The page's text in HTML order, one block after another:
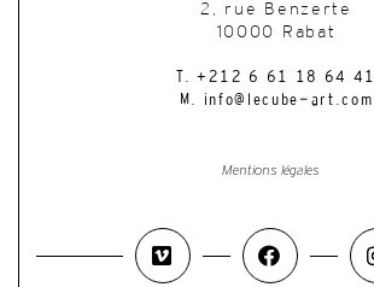
2, rue Benzerte
10000 Rabat
T. +212 6 61 18 64 41
M. info@lecube-art.com
Mentions légales